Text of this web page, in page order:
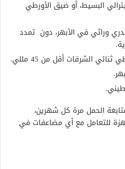
البسيط، أو ضيق الأورطي
وراثي في الأبهر، دون تمدد
الشرفات أقل من 45 مللي.
الحمل مرة كل شهرين،
للتعامل مع أي مضاعفات في